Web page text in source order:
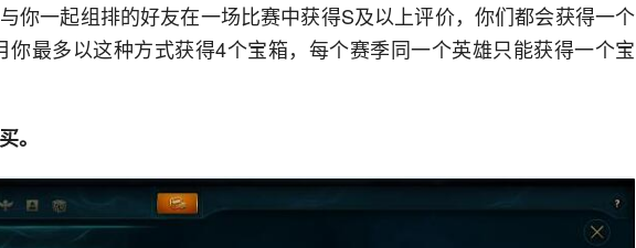
你一起组排的好友在一场比赛中获得S及以上评价，你们都会获得一个
你最多以这种方式获得4个宝箱，每个赛季同一个英雄只能获得一个宝
。